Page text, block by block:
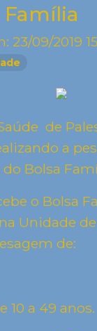
23/09/2019
de
a
Bolsa
o Bolsa
Unidade
de:
10 a 49 anos.